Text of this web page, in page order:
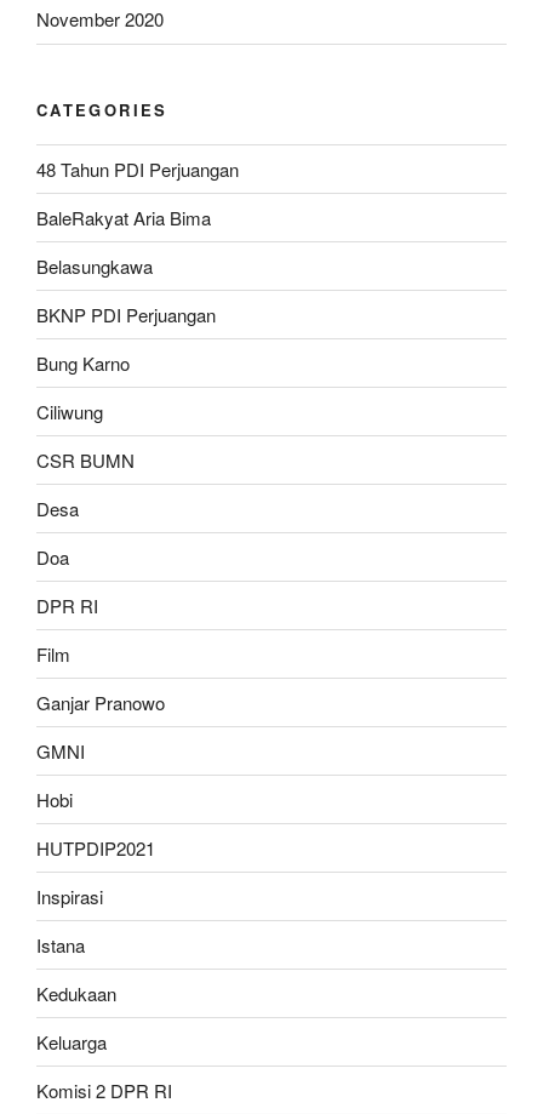
November 2020
CATEGORIES
48 Tahun PDI Perjuangan
BaleRakyat Aria Bima
Belasungkawa
BKNP PDI Perjuangan
Bung Karno
Ciliwung
CSR BUMN
Desa
Doa
DPR RI
Film
Ganjar Pranowo
GMNI
Hobi
HUTPDIP2021
Inspirasi
Istana
Kedukaan
Keluarga
Komisi 2 DPR RI